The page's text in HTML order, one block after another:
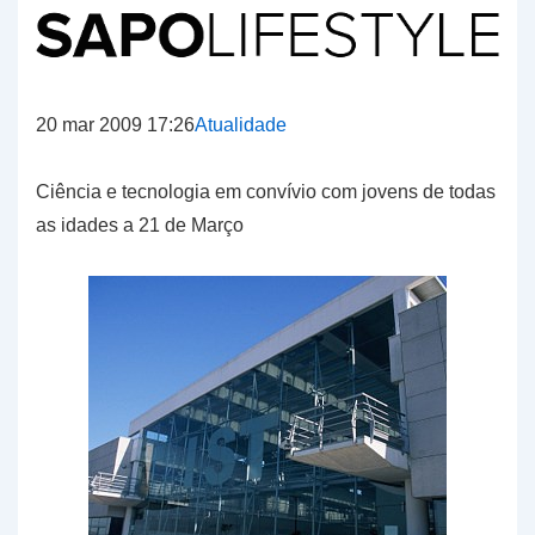
20 mar 2009 17:26Atualidade
Ciência e tecnologia em convívio com jovens de todas
as idades a 21 de Março